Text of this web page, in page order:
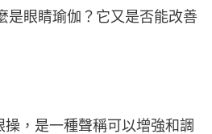
是眼睛瑜伽？它又是否能改善
，是一種聲稱可以增強和調